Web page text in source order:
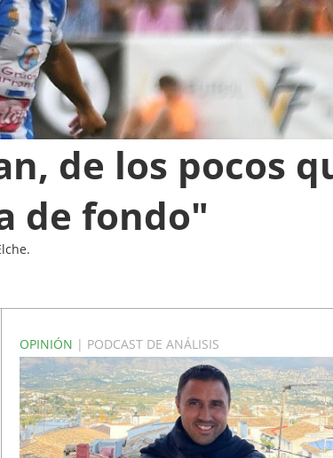
de los pocos
de fondo"
OPINIÓN | PODCAST DE ANÁLISIS